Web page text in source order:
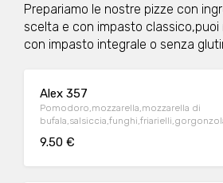
Prepariamo le nostre pizze con
scelta e con impasto classico,puoi
con impasto integrale o senza
Alex 357
Pomodoro,mozzarella,mozzarella di
9.50 €